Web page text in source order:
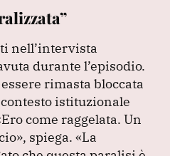
nell’intervista
durante l’episodio.
rimasta bloccata
istituzionale
come raggelata. Un
, spiega. «La